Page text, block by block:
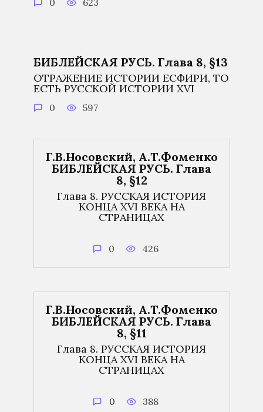
БИБЛЕЙСКАЯ РУСЬ. Глава 8, §13
ОТРАЖЕНИЕ ИСТОРИИ ЕСФИРИ, ТО
ЕСТЬ РУССКОЙ ИСТОРИИ XVI
0 597
Г.В.Носовский, А.Т.Фоменко
БИБЛЕЙСКАЯ РУСЬ. Глава
8, §12
Глава 8. РУССКАЯ ИСТОРИЯ
КОНЦА XVI ВЕКА НА
СТРАНИЦАХ
0 426
Г.В.Носовский, А.Т.Фоменко
БИБЛЕЙСКАЯ РУСЬ. Глава
8, §11
Глава 8. РУССКАЯ ИСТОРИЯ
КОНЦА XVI ВЕКА НА
СТРАНИЦАХ
0 388